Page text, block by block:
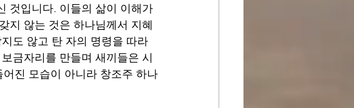
것입니다. 이들의 삶이 이해가
지 않는 것은 하나님께서 지혜
도 않고 탄 자의 명령을 따라
금자리를 만들며 새끼들은 시
진 모습이 아니라 창조주 하나